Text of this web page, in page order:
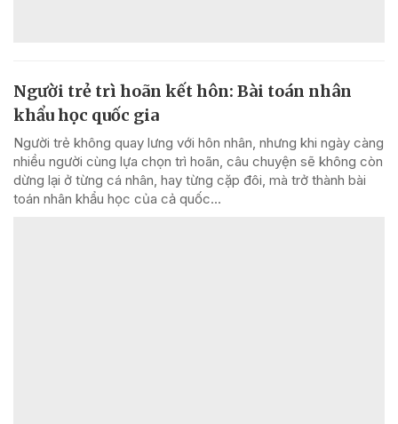
Người trẻ trì hoãn kết hôn: Bài toán nhân
khẩu học quốc gia
Người trẻ không quay lưng với hôn nhân, nhưng khi ngày càng
nhiều người cùng lựa chọn trì hoãn, câu chuyện sẽ không còn
dừng lại ở từng cá nhân, hay từng cặp đôi, mà trở thành bài
toán nhân khẩu học của cả quốc...